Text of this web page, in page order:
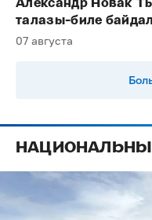
Александр Новак
талазы-биле
07 августа